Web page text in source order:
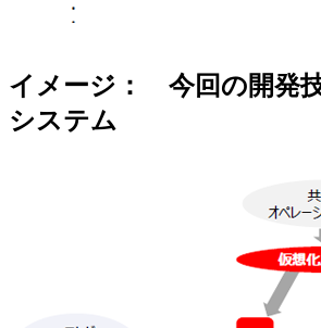
イメージ： 今回の開発
システム